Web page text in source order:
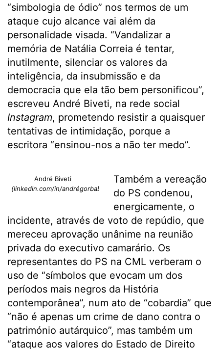
“simbologia de ódio” nos termos de um
ataque cujo alcance vai além da
personalidade visada. “Vandalizar a
memória de Natália Correia é tentar,
inutilmente, silenciar os valores da
inteligência, da insubmissão e da
democracia que ela tão bem personificou”,
escreveu André Biveti, na rede social
Instagram, prometendo resistir a quaisquer
tentativas de intimidação, porque a
escritora “ensinou-nos a não ter medo”.
André Biveti
(linkedin.com/in/andrégorbabiveti)
Também a vereação
do PS condenou,
energicamente, o
incidente, através de voto de repúdio, que
mereceu aprovação unânime na reunião
privada do executivo camarário. Os
representantes do PS na CML verberam o
uso de “símbolos que evocam um dos
períodos mais negros da História
contemporânea”, num ato de “cobardia” que
“não é apenas um crime de dano contra o
património autárquico”, mas também um
“ataque aos valores do Estado de Direito